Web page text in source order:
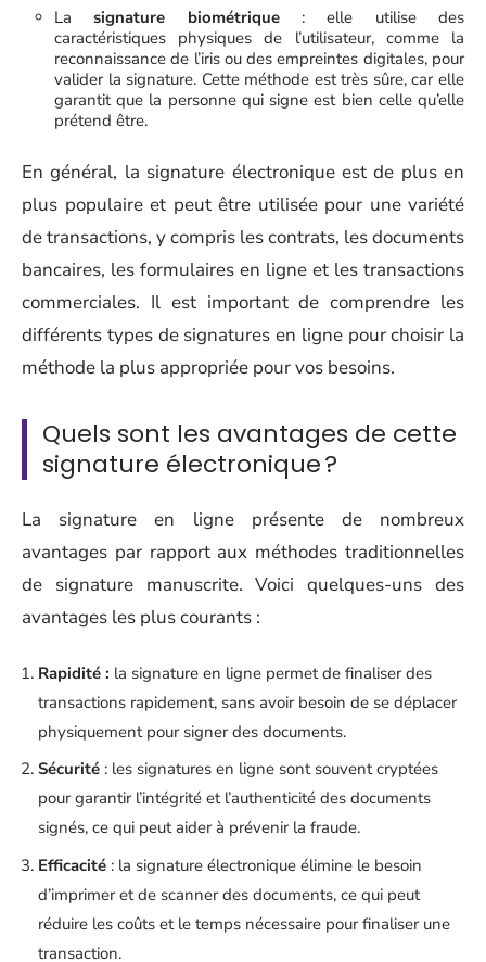
Lasignature biométrique: elle utilise des
caractéristiques physiques de l’utilisateur, comme la
reconnaissance de l’iris ou des empreintes digitales, pour
valider la signature. Cette méthode est très sûre, car elle
garantit que la personne qui signe est bien celle qu’elle
prétend être.
En général, la signature électronique est de plus en
plus populaire et peut être utilisée pour une variété
de transactions, y compris les contrats, les documents
bancaires, les formulaires en ligne et les transactions
commerciales. Il est important de comprendre les
différents types de signatures en ligne pour choisir la
méthode la plus appropriée pour vos besoins.
Quels sont les avantages de cette
signature électronique ?
La signature en ligne présente de nombreux
avantages par rapport aux méthodes traditionnelles
de signature manuscrite. Voici quelques-uns des
avantages les plus courants :
Rapidité : la signature en ligne permet de finaliser des
transactions rapidement, sans avoir besoin de se déplacer
physiquement pour signer des documents.
Sécurité : les signatures en ligne sont souvent cryptées
pour garantir l’intégrité et l’authenticité des documents
signés, ce qui peut aider à prévenir la fraude.
Efficacité : la signature électronique élimine le besoin
d’imprimer et de scanner des documents, ce qui peut
réduire les coûts et le temps nécessaire pour finaliser une
transaction.